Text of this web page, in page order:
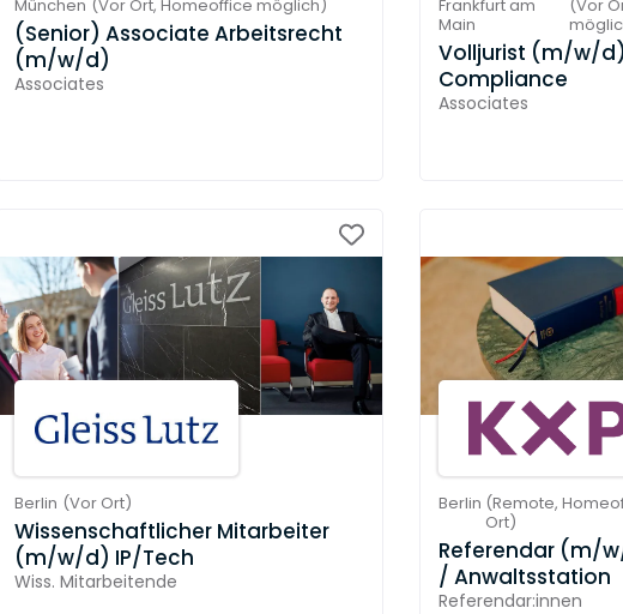
München (Vor Ort,Homeoffice möglich)
(Senior) Associate Arbeitsrecht
(m/w/d)
Associates
Frankfurt am
Main
(Vor
Volljurist (m/w/
Compliance
Associates
Berlin (Vor Ort)
Wissenschaftlicher Mitarbeiter
(m/w/d) IP/Tech
Wiss. Mitarbeitende
Berlin (Remote,
Ort)
Referendar (m/
/ Anwaltsstation
Referendar:innen